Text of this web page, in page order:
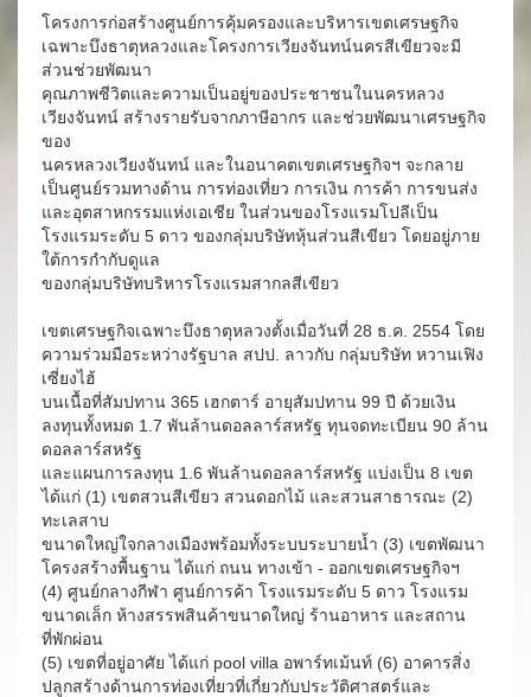
โครงการก่อสร้างศูนย์การคุ้มครองและบริหารเขตเศรษฐกิจ
เฉพาะบึงธาตุหลวงและโครงการเวียงจันทน์นครสีเขียวจะมี
ส่วนช่วยพัฒนา
คุณภาพชีวิตและความเป็นอยู่ของประชาชนในนครหลวง
เวียงจันทน์ สร้างรายรับจากภาษีอากร และช่วยพัฒนาเศรษฐกิจ
ของ
นครหลวงเวียงจันทน์ และในอนาคตเขตเศรษฐกิจฯ จะกลาย
เป็นศูนย์รวมทางด้าน การท่องเที่ยว การเงิน การค้า การขนส่ง
และอุตสาหกรรมแห่งเอเชีย ในส่วนของโรงแรมโปลีเป็น
โรงแรมระดับ 5 ดาว ของกลุ่มบริษัทหุ้นส่วนสีเขียว โดยอยู่ภาย
ใต้การกำกับดูแล
ของกลุ่มบริษัทบริหารโรงแรมสากลสีเขียว
เขตเศรษฐกิจเฉพาะบึงธาตุหลวงตั้งเมื่อวันที่ 28 ธ.ค. 2554 โดย
ความร่วมมือระหว่างรัฐบาล สปป. ลาวกับ กลุ่มบริษัท หวานเฟิง
เซี่ยงไฮ้
บนเนื้อที่สัมปทาน 365 เฮกตาร์ อายุสัมปทาน 99 ปี ด้วยเงิน
ลงทุนทั้งหมด 1.7 พันล้านดอลลาร์สหรัฐ ทุนจดทะเบียน 90 ล้าน
ดอลลาร์สหรัฐ
และแผนการลงทุน 1.6 พันล้านดอลลาร์สหรัฐ แบ่งเป็น 8 เขต
ได้แก่ (1) เขตสวนสีเขียว สวนดอกไม้ และสวนสาธารณะ (2)
ทะเลสาบ
ขนาดใหญ่ใจกลางเมืองพร้อมทั้งระบบระบายน้ำ (3) เขตพัฒนา
โครงสร้างพื้นฐาน ได้แก่ ถนน ทางเข้า - ออกเขตเศรษฐกิจฯ
(4) ศูนย์กลางกีฬา ศูนย์การค้า โรงแรมระดับ 5 ดาว โรงแรม
ขนาดเล็ก ห้างสรรพสินค้าขนาดใหญ่ ร้านอาหาร และสถาน
ที่พักผ่อน
(5) เขตที่อยู่อาศัย ได้แก่ pool villa อพาร์ทเม้นท์ (6) อาคารสิ่ง
ปลูกสร้างด้านการท่องเที่ยวที่เกี่ยวกับประวัติศาสตร์และ